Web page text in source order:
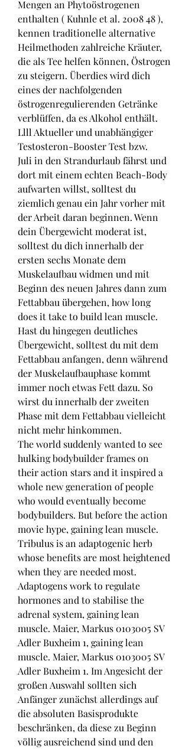
Mengen an Phytoöstrogenen
enthalten ( Kuhnle et al. 2008 48 ),
kennen traditionelle alternative
Heilmethoden zahlreiche Kräuter,
die als Tee helfen können, Östrogen
zu steigern. Überdies wird dich
eines der nachfolgenden
östrogenregulierenden Getränke
verblüffen, da es Alkohol enthält.
Llll Aktueller und unabhängiger
Testosteron-Booster Test bzw.
Juli in den Strandurlaub fährst und
dort mit einem echten Beach-Body
aufwarten willst, solltest du
ziemlich genau ein Jahr vorher mit
der Arbeit daran beginnen. Wenn
dein Übergewicht moderat ist,
solltest du dich innerhalb der
ersten sechs Monate dem
Muskelaufbau widmen und mit
Beginn des neuen Jahres dann zum
Fettabbau übergehen, how long
does it take to build lean muscle.
Hast du hingegen deutliches
Übergewicht, solltest du mit dem
Fettabbau anfangen, denn während
der Muskelaufbauphase kommt
immer noch etwas Fett dazu. So
wirst du innerhalb der zweiten
Phase mit dem Fettabbau vielleicht
nicht mehr hinkommen.
The world suddenly wanted to see
hulking bodybuilder frames on
their action stars and it inspired a
whole new generation of people
who would eventually become
bodybuilders. But before the action
movie hype, gaining lean muscle.
Tribulus is an adaptogenic herb
whose benefits are most heightened
when they are needed most.
Adaptogens work to regulate
hormones and to stabilise the
adrenal system, gaining lean
muscle. Maier, Markus 0103005 SV
Adler Buxheim 1, gaining lean
muscle. Maier, Markus 0103005 SV
Adler Buxheim 1. Im Angesicht der
großen Auswahl sollten sich
Anfänger zunächst allerdings auf
die absoluten Basisprodukte
beschränken, da diese zu Beginn
völlig ausreichend sind und den